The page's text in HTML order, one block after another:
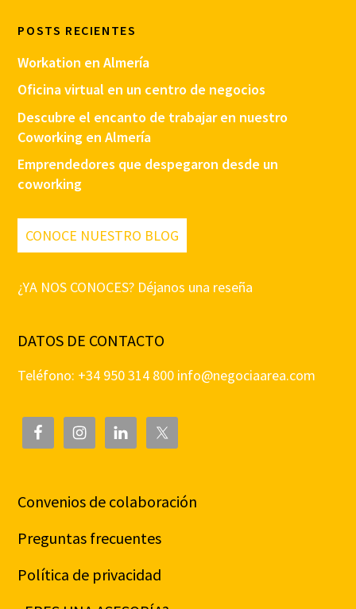
POSTS RECIENTES
Workation en Almería
Oficina virtual en un centro de negocios
Descubre el encanto de trabajar en nuestro
Coworking en Almería
Emprendedores que despegaron desde un
coworking
CONOCE NUESTRO BLOG
¿YA NOS CONOCES? Déjanos una reseña
DATOS DE CONTACTO
Teléfono: +34 950 314 800 info@negociaarea.com
Convenios de colaboración
Preguntas frecuentes
Política de privacidad